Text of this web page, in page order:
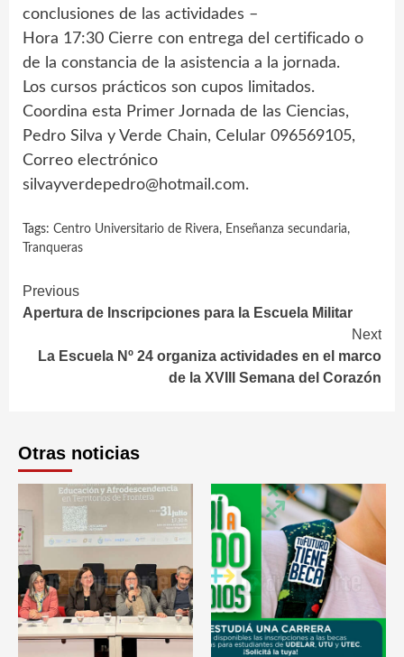
conclusiones de las actividades –
Hora 17:30 Cierre con entrega del certificado o
de la constancia de la asistencia a la jornada.
Los cursos prácticos son cupos limitados.
Coordina esta Primer Jornada de las Ciencias,
Pedro Silva y Verde Chain, Celular 096569105,
Correo electrónico
silvayverdepedro@hotmail.com.
Tags: Centro Universitario de Rivera, Enseñanza secundaria,
Tranqueras
Continue
Reading
Previous
Apertura de Inscripciones para la Escuela Militar
Next
La Escuela Nº 24 organiza actividades en el marco
de la XVIII Semana del Corazón
Otras noticias